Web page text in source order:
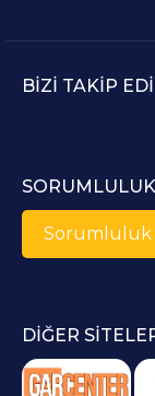
BIZI TAKIP
Sorumluluk
DIĞER